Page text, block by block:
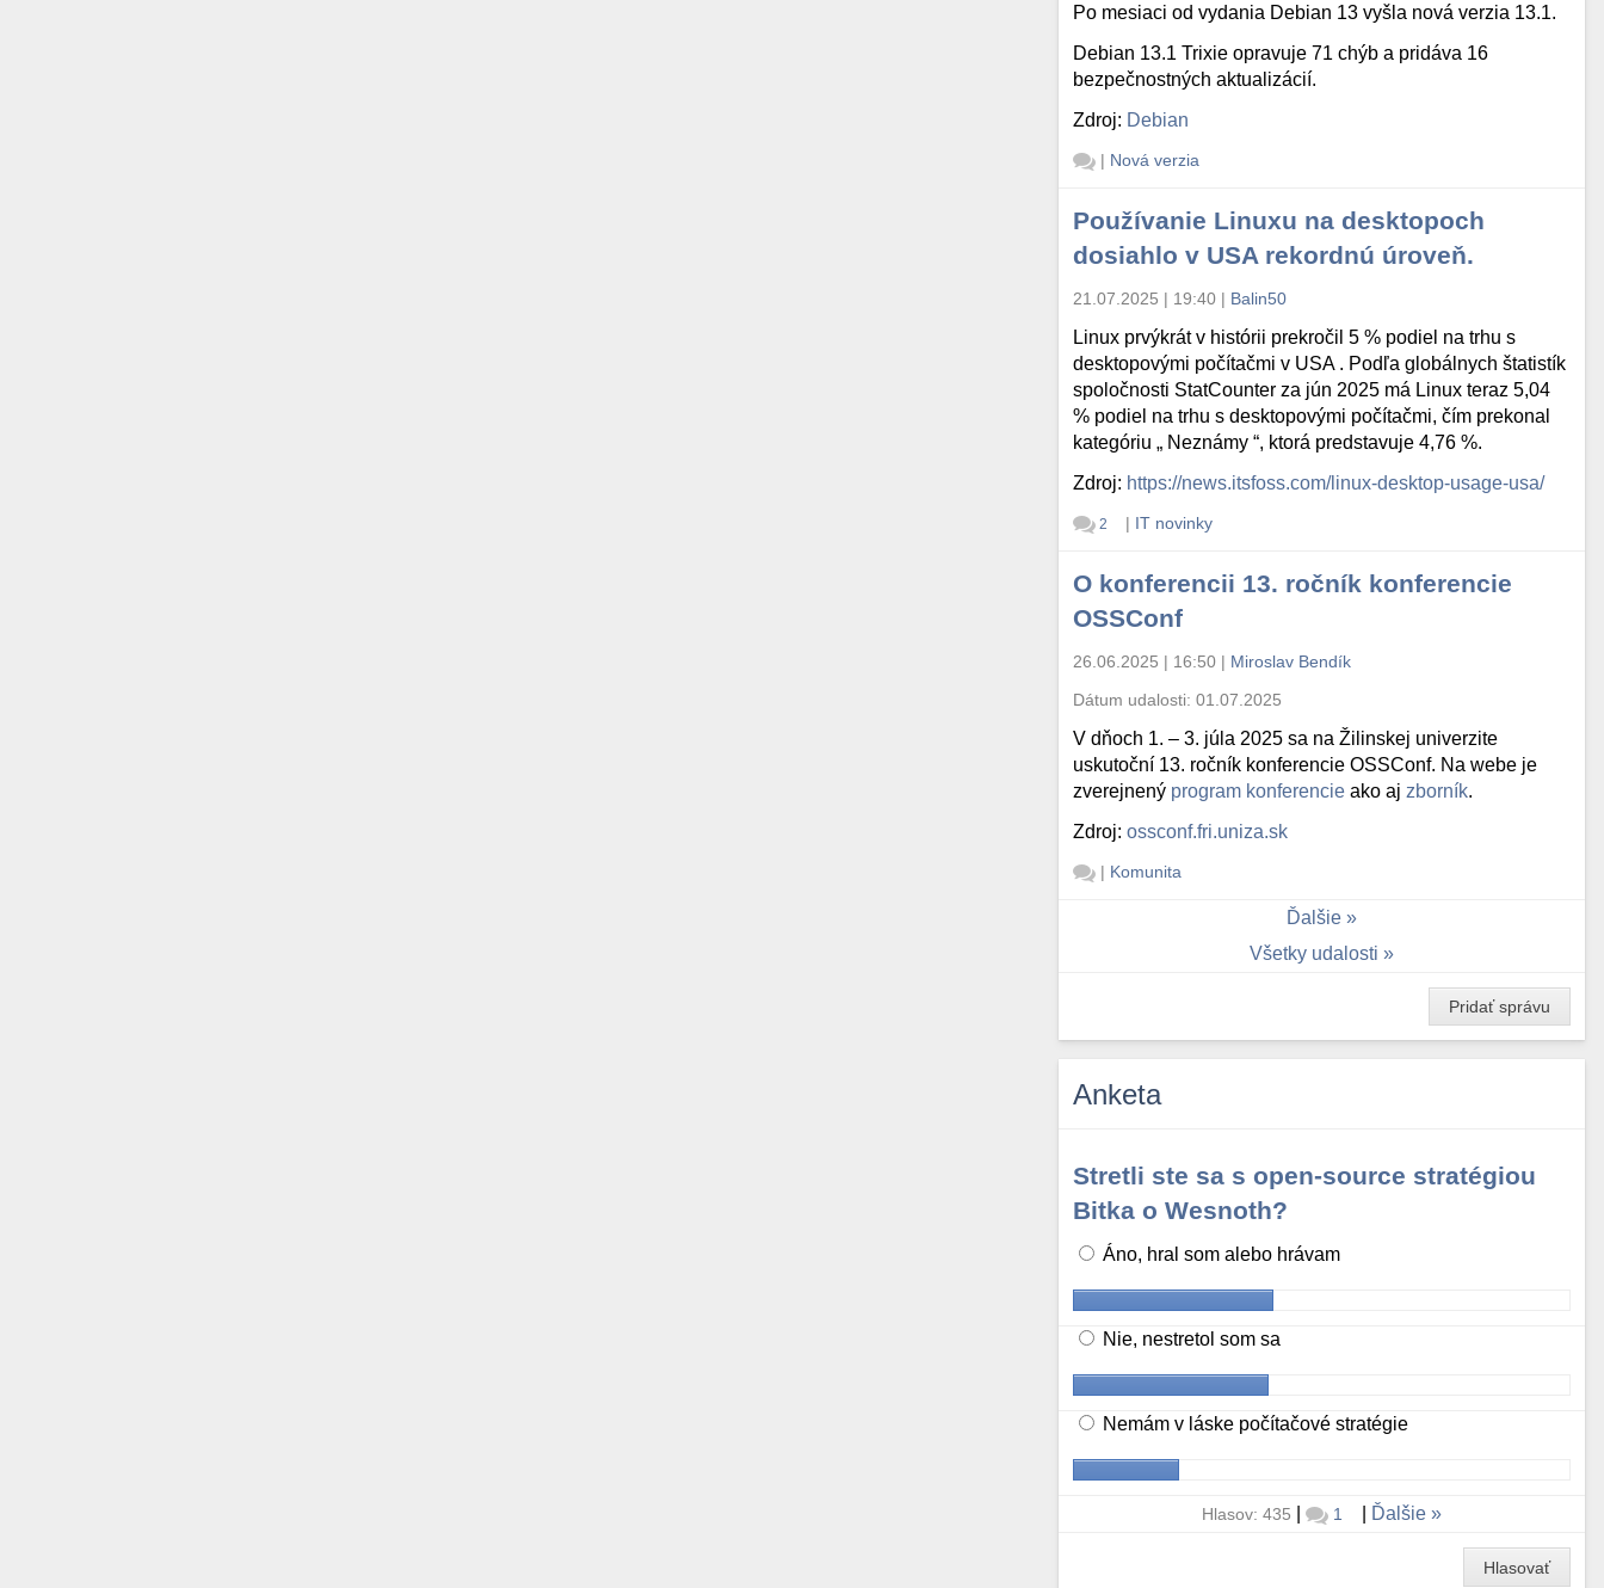
Po mesiaci od vydania Debian 13 vyšla nová verzia 13.1.
Debian 13.1 Trixie opravuje 71 chýb a pridáva 16
bezpečnostných aktualizácií.
Zdroj: Debian
| Nová verzia
Používanie Linuxu na desktopoch
dosiahlo v USA rekordnú úroveň.
21.07.2025 | 19:40 | Balin50
Linux prvýkrát v histórii prekročil 5 % podiel na trhu s
desktopovými počítačmi v USA . Podľa globálnych štatistík
spoločnosti StatCounter za jún 2025 má Linux teraz 5,04
% podiel na trhu s desktopovými počítačmi, čím prekonal
kategóriu „ Neznámy “, ktorá predstavuje 4,76 %.
Zdroj: https://news.itsfoss.com/linux-desktop-usage-usa/
2 | IT novinky
O konferencii 13. ročník konferencie
OSSConf
26.06.2025 | 16:50 | Miroslav Bendík
Dátum udalosti:01.07.2025
V dňoch 1. – 3. júla 2025 sa na Žilinskej univerzite
uskutoční 13. ročník konferencie OSSConf. Na webe je
zverejnený program konferencie ako aj zborník.
Zdroj:ossconf.fri.uniza.sk
| Komunita
Ďalšie
Všetky udalosti
Pridať správu
Anketa
Stretli ste sa s open-source stratégiou
Bitka o Wesnoth?
Áno, hral som alebo hrávam
Nie, nestretol som sa
Nemám v láske počítačové stratégie
Hlasov: 435 | 1 Ďalšie
Hlasovať